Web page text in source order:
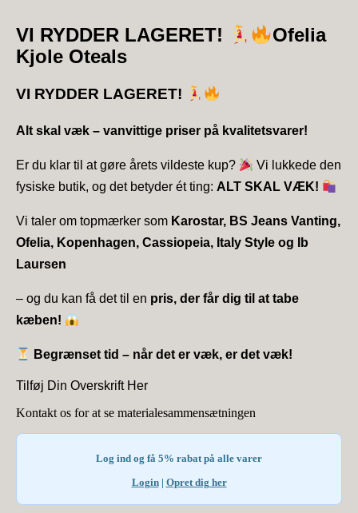
VI RYDDER LAGERET!
Ofelia
Kjole Oteals
VI RYDDER LAGERET!
Alt skal væk – vanvittige priser på kvalitetsvarer!
Er du klar til at gøre årets vildeste kup?
Vi lukkede den
fysiske butik, og det betyder ét ting: ALT SKAL VÆK!
Vi taler om topmærker som Karostar, BS Jeans Vanting,
Ofelia, Kopenhagen, Cassiopeia, Italy Style og Ib
Laursen
– og du kan få det til en pris, der får dig til at tabe
kæben!
Begrænset tid – når det er væk, er det væk!
Tilføj Din Overskrift Her
Kontakt os for at se materialesammensætningen
Log ind og få 5% rabat på alle varer
Login| Opret dig her